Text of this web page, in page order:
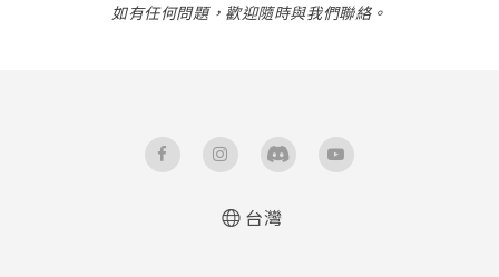
如有任何問題，歡迎隨時與我們聯絡。
台灣